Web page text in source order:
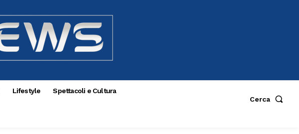
Lifestyle Spettacoli e Cultura
Cerca